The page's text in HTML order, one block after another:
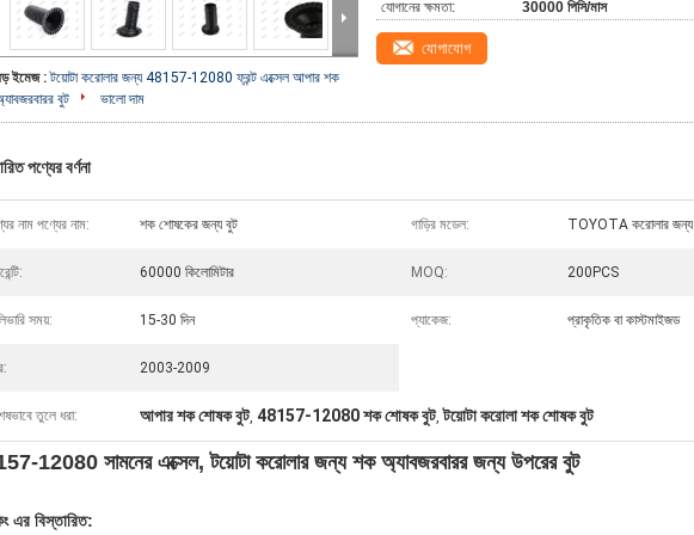
ইমেজ :টয়োটা করোলার জন্য 48157-12080 ফ্রন্ট এক্সেল আপার শক
বুট
ভালো দাম
যোগানের ক্ষমতা: 30000 পিসি/মাস
যোগাযোগ
পণ্যের বর্ণনা
নাম পণ্যের নাম: শক শোষকের জন্য বুট গাড়ির মডেল: TOYOTA করোলার জন্য
60000 কিলোমিটার MOQ: 200PCS
সময়: 15-30 দিন প্যাকেজ: প্রাকৃতিক বা কাস্টমাইজড
2003-2009
তুলে ধরা: আপার শক শোষক বুট, 48157-12080 শক শোষক বুট, টয়োটা করোলা শক শোষক বুট
12080 সামনের এক্সেল, টয়োটা করোলার জন্য শক অ্যাবজরবারর জন্য উপরের বুট
এর বিস্তারিত: